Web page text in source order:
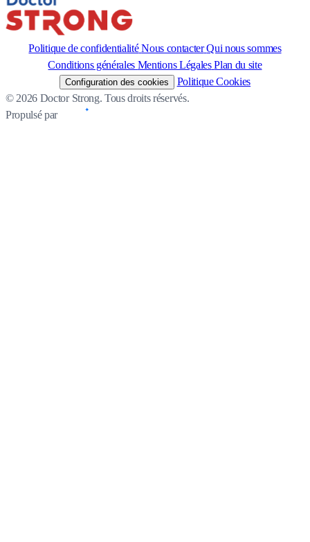
Politique de confidentialité Nous contacter Qui nous sommes
Conditions générales Mentions Légales Plan du site
Configuration des cookies
Politique Cookies
© 2026 Doctor Strong. Tous droits réservés.
Propulsé par